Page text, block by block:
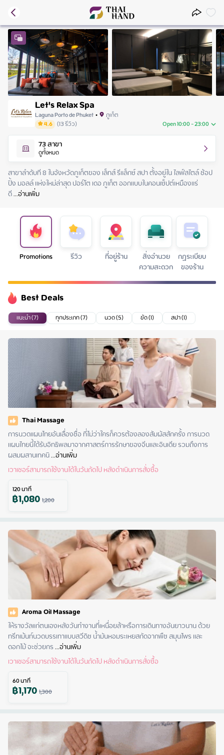
Let's Relax Spa
Laguna Porto de Phuket• ภูเก็ต
4.6 (13รีวิว) Open 10:00 - 23:00
Friday 10:00 - 23:00
Saturday 10:00 - 23:00
Sunday 10:00 - 23:00
Monday 10:00 - 23:00
Tuesday 10:00 - 23:00
Wednesday
73สาขา
ดูทั้งหมด
สาขาลำดับที 8 ในจังหวัดภูเก็ตของ เล็ทส์ รีแล็กซ์ สปา ตั้งอยู่ใน ไลฟ์สไตล์ ช้อป
ปิ้ง มอลล์ แห่งใหม่ล่าสุด ปอร์โต เดอ ภูเก็ต ออกแบบในคอนเซ็ปต์เหมืองแร่
ดี ...อ่านเพิ่ม
Promotions รีวิว ที่อยู่ร้าน สิ่งอำนวย
ความสะดวก
กฏระเบียบ
ของร้าน
Best Deals
แนะนำ (7) ทุกประเภท (7) นวด (5) ขัด (1) สปา (1)
Thai Massage
การนวดแผนไทยอันเลื่องชื่อ ที่ไม่ว่าใครก็ควรต้องลองสัมผัสสักครั้ง การนวด
แผนไทยนี้ได้รับอิทธิพลมาจากศาสตร์การรักษาของจีนและอินเดีย รวมถึงการ
ผสมผสานเทคนิ ...อ่านเพิ่ม
เวาเชอร์สามารถใช้งานได้ในวันถัดไป หลังดำเนินการสั่งซื้อ
120นาที
฿1,0801,200
Aroma Oil Massage
ให้รางวัลแก่ตนเองหลังวันทำงานที่เหนื่อยล้าหรือการเดินทางอันยาวนาน ด้วย
ทรีทเม้นท์นวดบรรเทาแบบสวีดิช น้ำมันหอมระเหยสกัดจากพืช สมุนไพร และ
ดอกไม้ จะช่วยกร ...อ่านเพิ่ม
เวาเชอร์สามารถใช้งานได้ในวันถัดไป หลังดำเนินการสั่งซื้อ
60นาที
฿1,1701,300